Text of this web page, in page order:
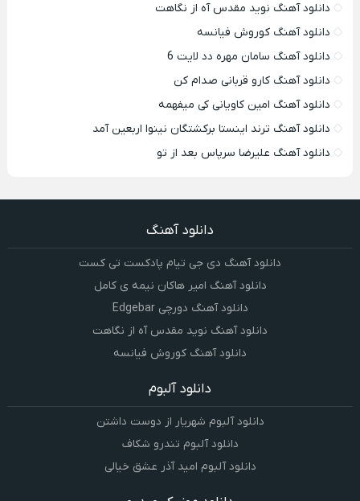
دانلود آهنگ نوید مقدس آه از نگاهت
دانلود آهنگ کوروش فیانسه
دانلود آهنگ سامان مهره دد لایت 6
دانلود آهنگ کارو قربانی صدام کن
دانلود آهنگ امین کاویانی کی میفهمه
دانلود آهنگ ترند اینستا برکشتگان نینوا اربعین آمد
دانلود آهنگ علیرضا سرپاس بعد از تو
دانلود آهنگ
دانلود آهنگ دی جی تیام پادکست تی کست
دانلود آهنگ امیر هاکان نیمه ی کامل
دانلود آهنگ دورچی Edgebar
دانلود آهنگ نوید مقدس آه از نگاهت
دانلود آهنگ کوروش فیانسه
دانلود آلبوم
دانلود آلبوم شهریار از دوست داشتن
دانلود آلبوم تندرو شکاف
دانلود آلبوم امید آذر عشق خیالی